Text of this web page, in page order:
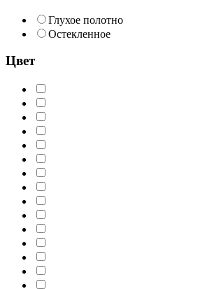
Глухое полотно
Остекленное
Цвет